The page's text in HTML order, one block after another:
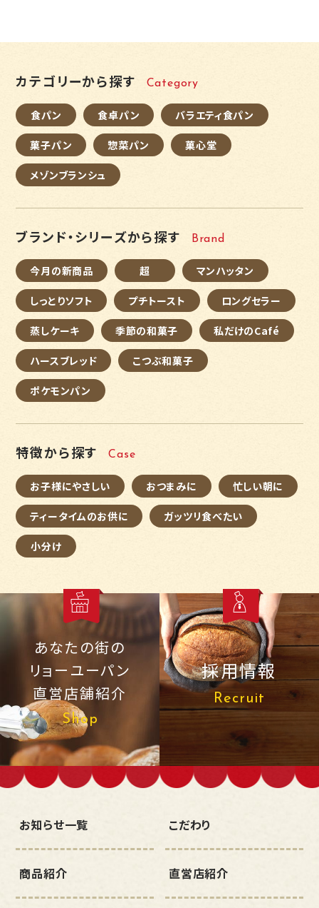
カテゴリーから探す Category
食パン 食卓パン バラエティ食パン
菓子パン 惣菜パン 菓心堂
メゾンブランシュ
ブランド・シリーズから探す Brand
今月の新商品 超 マンハッタン
しっとりソフト プチトースト ロングセラー
蒸しケーキ 季節の和菓子 私だけのCafé
ハースブレッド こつぶ和菓子
ポケモンパン
特徴から探す Case
お子様にやさしい おつまみに 忙しい朝に
ティータイムのお供に ガッツリ食べたい
小分け
あなたの街の
リョーユーパン
直営店舗紹介
Shop
採用情報
Recruit
お知らせ一覧 こだわり
商品紹介 直営店紹介